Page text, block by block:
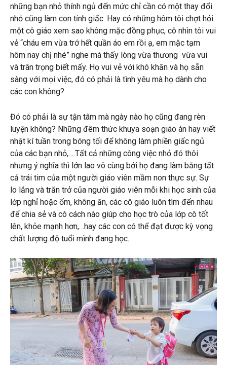
những bạn nhỏ thính ngủ đến mức chỉ cần có một thay đổi
nhỏ cũng làm con tỉnh giấc. Hay có những hôm tôi chợt hỏi
một cô giáo xem sao không mặc đồng phục, cô nhìn tôi vui
vẻ “cháu em vừa trớ hết quần áo em rồi ạ, em mặc tạm
hôm nay chị nhé” nghe mà thấy lòng vừa thương vừa vui
và trân trọng biết mấy. Họ vui vẻ với khó khăn và họ sẵn
sàng với mọi việc, đó có phải là tình yêu mà họ dành cho
các con không?
Đó có phải là sự tận tâm mà ngày nào họ cũng đang rèn
luyện không? Những đêm thức khuya soạn giáo án hay viết
nhật kí tuần trong bóng tối để không làm phiền giấc ngủ
của các bạn nhỏ,….Tất cả những công việc nhỏ đó thôi
nhưng ý nghĩa thì lớn lao vô cùng bởi họ đang làm bằng tất
cả trái tim của một người giáo viên mầm non thực sự. Sự
lo lắng và trăn trở của người giáo viên mỗi khi học sinh của
lớp nghỉ hoặc ốm, không ăn, các cô giáo luôn tìm đến nhau
để chia sẻ và có cách nào giúp cho học trò của lớp cô tốt
lên, khỏe mạnh hơn,…hay các con có thể đạt được kỳ vọng
chất lượng độ tuổi mình đang học.